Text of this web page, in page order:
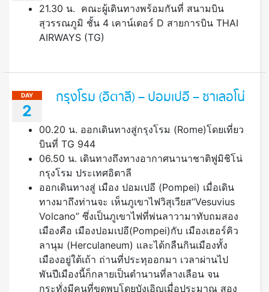
21.30 น. คณะผู้เดินทางพร้อมกันที่ สนามบิน
สุวรรณภูมิ ชั้น 4 เคาน์เตอร์ D สายการบิน THAI
AIRWAYS (TG)
DAY
2
กรุงโรม (อิตาลี) – ปอมเปอี – ซาเลอโน่
00.20 น. ออกเดินทางสู่กรุงโรม (Rome)โดยเที่ยว
บินที่ TG 944
06.50 น. เดินทางถึงทางอากาศนานาชาติฟูมิชิโน่
กรุงโรม ประเทศอิตาลี
ออกเดินทางสู่ เมือง ปอมเปอี (Pompei) เมื่อเดิน
ทางมาถึงท่านจะ เห็นภูเขาไฟวิสุเวียส“Vesuvius
Volcano” ซึ่งเป็นภูเขาไฟที่พ่นลาวามาทับถมสอง
เมืองคือ เมืองปอมเปอี(Pompei)กับ เมืองเฮอร์คิว
ลานุม (Herculaneum) และได้กลืนกินเมืองทั้ง
เมืองอยู่ใต้เถ้า ถ่านที่ประทุออกมา เวลาผ่านไป
พันปีเมืองนี้ก็กลายเป็นตํานานที่ลางเลือน จน
กระทั่งมีคนที่ขุดพบโดยบังเอิญเมื่อประมาณ สอง